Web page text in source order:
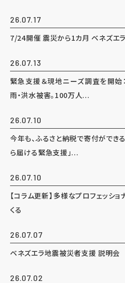
26.07.17
7/24開催 震災から1カ月 ベネズエ
26.07.13
緊急支援＆現地ニーズ調査を開始
雨・洪水被害。100万人...
26.07.10
今年も、ふるさと納税で寄付ができ
ら届ける緊急支援」...
26.07.10
【コラム更新】多様なプロフェッシ
くる
26.07.07
ベネズエラ地震被災者支援 説明会
26.07.02